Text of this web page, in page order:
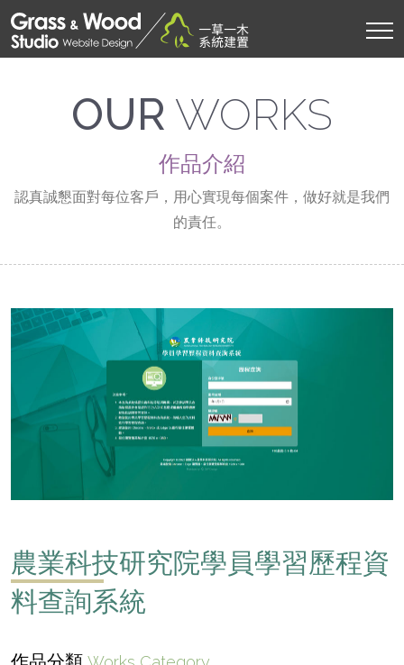
OUR WORKS
作品介紹
認真誠懇面對每位客戶，用心實現每個案件，做好就是我們
的責任。
農業科技研究院學員學習歷程資
料查詢系統